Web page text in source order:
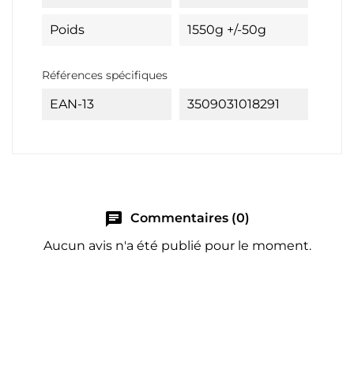
Poids 1550g +/-50g
Références spécifiques
EAN-13 3509031018291
chat Commentaires (0)
Aucun avis n'a été publié pour le moment.